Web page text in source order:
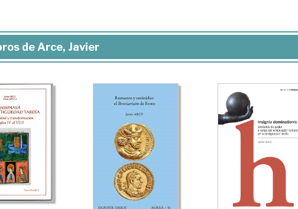
de Arce, Javier